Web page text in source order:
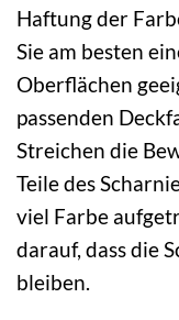
Haftung der
Sie am besten
Oberflächen
passenden
Streichen die
Teile des
viel Farbe
darauf, dass die
bleiben.